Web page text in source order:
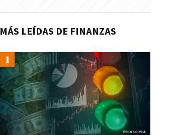
MÁS LEÍDAS DE FINANZAS